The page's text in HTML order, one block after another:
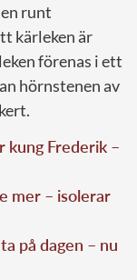
runt
kärleken är
förenas i ett
hörnstenen av
Frederik –
mer – isolerar
på dagen – nu